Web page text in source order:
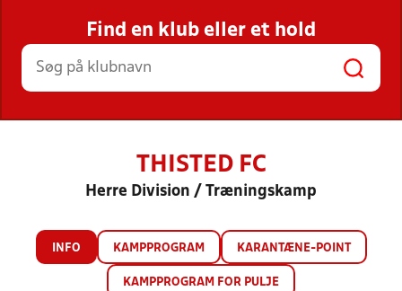
STILLINGER, RESULTATER, KLUBBER OG
HOLD
Find en klub eller et hold
THISTED FC
Herre Division / Træningskamp
INFO KAMPPROGRAM KARANTÆNE-POINT
KAMPPROGRAM FOR PULJE